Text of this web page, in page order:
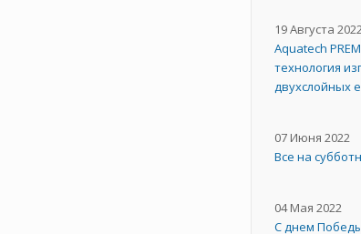
19 Августа
Aquatech
технология
двухслойных
07 Июня 2022
Все на
04 Мая 2022
С днем